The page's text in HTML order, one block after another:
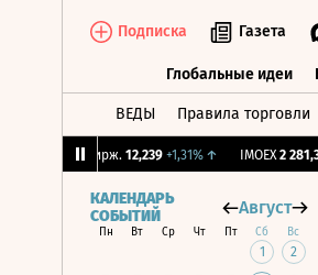
Подписка Газета
Глобальные идеи
ВЕДЫ Правила торговли
CNY Бирж. 12,239 +1,31%↑ IMOEX 2 281,31
КАЛЕНДАРЬ
СОБЫТИЙ
Август
Пн Вт Ср Чт Пт Сб Вс
1 2